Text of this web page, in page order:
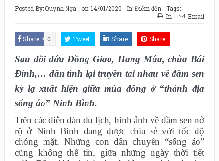
Posted By:Quynh Nga on:14/01/2020 In:Điểm đến
Tags:
In
Email
Share 0 Tweet Share Share
Sau đồi dứa Đồng Giao, Hang Múa, chùa Bái
Đính,… dân tình lại truyền tai nhau về đầm sen
kỳ lạ xuất hiện giữa mùa đông ở “thánh địa
sống ảo” Ninh Bình.
Trên các diễn đàn du lịch, hình ảnh về đầm sen nở
rộ ở Ninh Bình đang được chia sẻ với tốc độ
chóng mặt. Những con dân chuyên “sống ảo”
cũng không thể tin, giữa những ngày thời tiết